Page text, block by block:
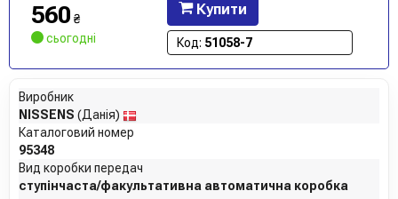
560 ₴
сьогодні
Купити
Код: 51058-7
Виробник
NISSENS (Данія)
Каталоговий номер
95348
Вид коробки передач
ступінчаста/факультативна автоматична коробка